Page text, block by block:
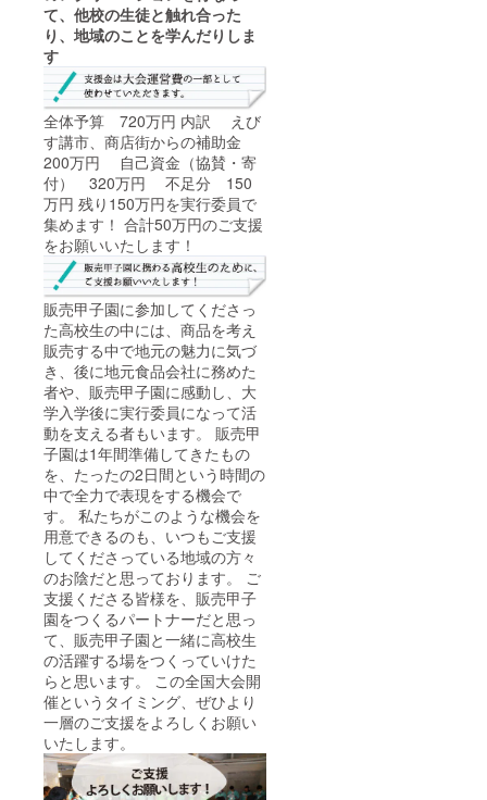
て、他校の生徒と触れ合った
り、地域のことを学んだりしま
す
全体予算 720万円 内訳 えび
す講市、商店街からの補助金
200万円 自己資金（協賛・寄
付） 320万円 不足分 150
万円 残り150万円を実行委員で
集めます！ 合計50万円のご支援
をお願いいたします！
販売甲子園に参加してくださっ
た高校生の中には、商品を考え
販売する中で地元の魅力に気づ
き、後に地元食品会社に務めた
者や、販売甲子園に感動し、大
学入学後に実行委員になって活
動を支える者もいます。 販売甲
子園は1年間準備してきたもの
を、たったの2日間という時間の
中で全力で表現をする機会で
す。 私たちがこのような機会を
用意できるのも、いつもご支援
してくださっている地域の方々
のお陰だと思っております。 ご
支援くださる皆様を、販売甲子
園をつくるパートナーだと思っ
て、販売甲子園と一緒に高校生
の活躍する場をつくっていけた
らと思います。 この全国大会開
催というタイミング、ぜひより
一層のご支援をよろしくお願い
いたします。